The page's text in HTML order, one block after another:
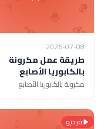
2026-07-08
طريقة عمل مكرونة
بالكابوريا الأصابع
مكرونة بالكابوريا الأصابع
فيديو